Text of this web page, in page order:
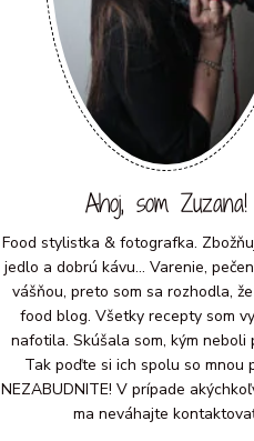
Ahoj, som Zuzana!
Food stylistka & fotografka.
jedlo a dobrú kávu... Varenie,
vášňou, preto som sa rozhodla,
food blog. Všetky recepty som
nafotila. Skúšala som, kým neboli
Tak poďte si ich spolu so mnou
NEZABUDNITE! V prípade
ma neváhajte